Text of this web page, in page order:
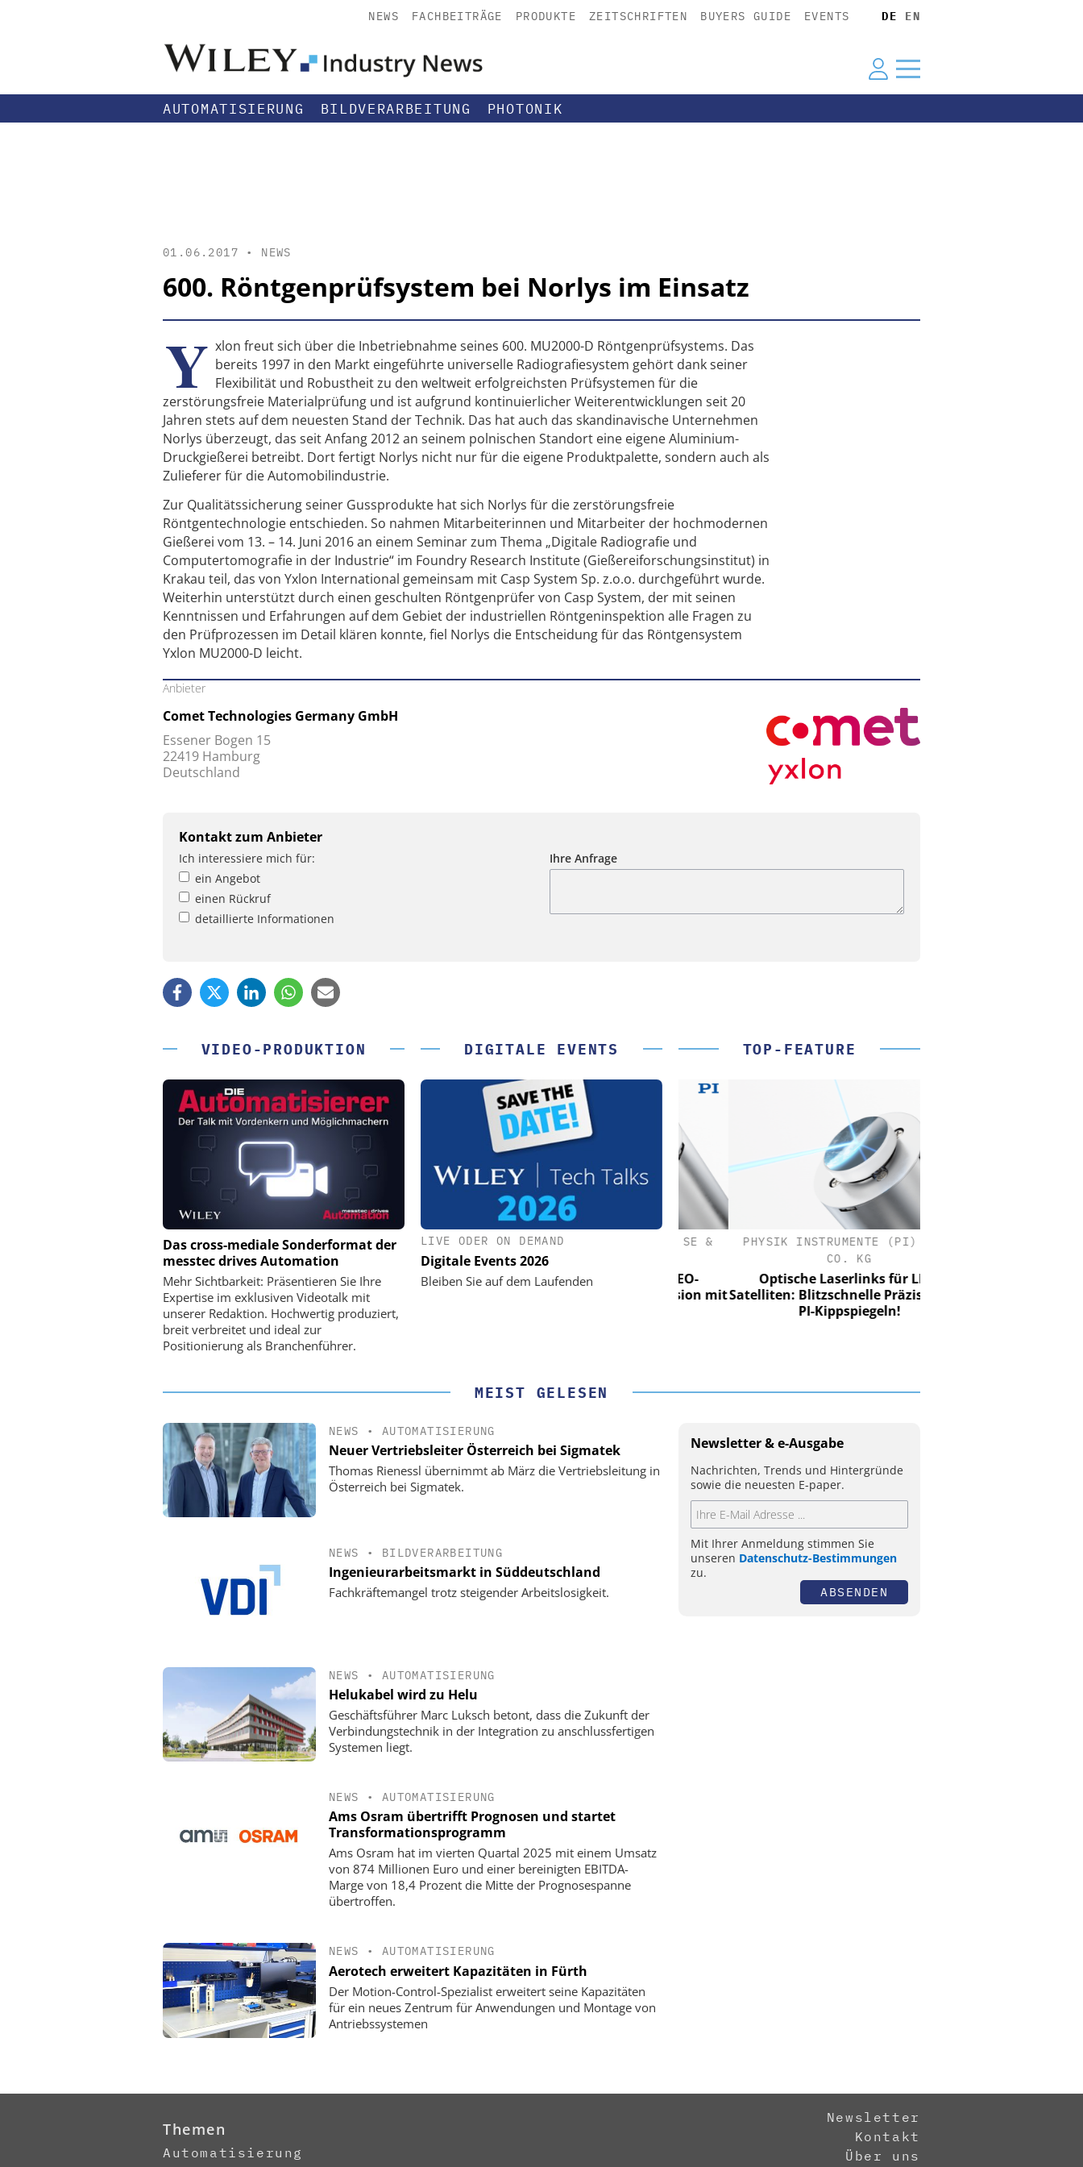
NEWS FACHBEITRÄGE PRODUKTE ZEITSCHRIFTEN BUYERS GUIDE EVENTS DE EN
AUTOMATISIERUNG BILDVERARBEITUNG PHOTONIK
01.06.2017 • NEWS
600. Röntgenprüfsystem bei Norlys im Einsatz
Y xlon freut sich über die Inbetriebnahme seines 600. MU2000-D Röntgenprüfsystems. Das
bereits 1997 in den Markt eingeführte universelle Radiografiesystem gehört dank seiner
Flexibilität und Robustheit zu den weltweit erfolgreichsten Prüfsystemen für die
zerstörungsfreie Materialprüfung und ist aufgrund kontinuierlicher Weiterentwicklungen seit 20
Jahren stets auf dem neuesten Stand der Technik. Das hat auch das skandinavische Unternehmen
Norlys überzeugt, das seit Anfang 2012 an seinem polnischen Standort eine eigene Aluminium-
Druckgießerei betreibt. Dort fertigt Norlys nicht nur für die eigene Produktpalette, sondern auch als
Zulieferer für die Automobilindustrie.
Zur Qualitätssicherung seiner Gussprodukte hat sich Norlys für die zerstörungsfreie
Röntgentechnologie entschieden. So nahmen Mitarbeiterinnen und Mitarbeiter der hochmodernen
Gießerei vom 13. – 14. Juni 2016 an einem Seminar zum Thema „Digitale Radiografie und
Computertomografie in der Industrie“ im Foundry Research Institute (Gießereiforschungsinstitut) in
Krakau teil, das von Yxlon International gemeinsam mit Casp System Sp. z.o.o. durchgeführt wurde.
Weiterhin unterstützt durch einen geschulten Röntgenprüfer von Casp System, der mit seinen
Kenntnissen und Erfahrungen auf dem Gebiet der industriellen Röntgeninspektion alle Fragen zu
den Prüfprozessen im Detail klären konnte, fiel Norlys die Entscheidung für das Röntgensystem
Yxlon MU2000-D leicht.
Anbieter
Comet Technologies Germany GmbH
Essener Bogen 15
22419 Hamburg
Deutschland
Kontakt zum Anbieter
Ich interessiere mich für:
ein Angebot
einen Rückruf
detaillierte Informationen
Ihre Anfrage
VIDEO-PRODUKTION
Das cross-mediale Sonderformat der
messtec drives Automation
Mehr Sichtbarkeit: Präsentieren Sie Ihre
Expertise im exklusiven Videotalk mit
unserer Redaktion. Hochwertig produziert,
breit verbreitet und ideal zur
Positionierung als Branchenführer.
DIGITALE EVENTS
LIVE ODER ON DEMAND
Digitale Events 2026
Bleiben Sie auf dem Laufenden
TOP-FEATURE
PHYSIK INSTRUMENTE (PI) SE &
CO. KG
Optische Laserlinks für LEO-
Satelliten: Blitzschnelle Präzision mit
PI-Kippspiegeln!
PHYSIK INSTRUMENTE (PI) SE &
CO. KG
Optische Laserlinks für LEO-
Satelliten: Blitzschnelle Präzision mit
PHYSIK INSTRUMENTE (PI) SE &
CO. KG
Optische Laserlinks für LEO-
Satelliten: Blitzschnelle Präzision mit
PI-Kippspiegeln!
MEIST GELESEN
NEWS • AUTOMATISIERUNG
Neuer Vertriebsleiter Österreich bei Sigmatek
Thomas Rienessl übernimmt ab März die Vertriebsleitung in
Österreich bei Sigmatek.
NEWS • BILDVERARBEITUNG
Ingenieurarbeitsmarkt in Süddeutschland
Fachkräftemangel trotz steigender Arbeitslosigkeit.
NEWS • AUTOMATISIERUNG
Helukabel wird zu Helu
Geschäftsführer Marc Luksch betont, dass die Zukunft der
Verbindungstechnik in der Integration zu anschlussfertigen
Systemen liegt.
NEWS • AUTOMATISIERUNG
Ams Osram übertrifft Prognosen und startet
Transformationsprogramm
Ams Osram hat im vierten Quartal 2025 mit einem Umsatz
von 874 Millionen Euro und einer bereinigten EBITDA-
Marge von 18,4 Prozent die Mitte der Prognosespanne
übertroffen.
NEWS • AUTOMATISIERUNG
Aerotech erweitert Kapazitäten in Fürth
Der Motion-Control-Spezialist erweitert seine Kapazitäten
für ein neues Zentrum für Anwendungen und Montage von
Antriebssystemen
Newsletter & e-Ausgabe
Nachrichten, Trends und Hintergründe
sowie die neuesten E-paper.
Mit Ihrer Anmeldung stimmen Sie
unseren Datenschutz-Bestimmungen
zu.
ABSENDEN
Themen
Automatisierung
Newsletter
Kontakt
Über uns